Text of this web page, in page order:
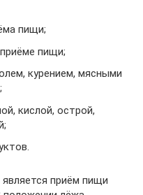
пищи;
пищи;
курением, мясными
кислой, острой,
приём пищи